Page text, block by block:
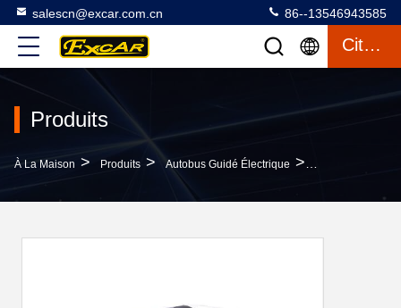
salescn@excar.com.cn 86--13546943585
Citation
Produits
À La Maison > Produits > Autobus Guidé Électrique >